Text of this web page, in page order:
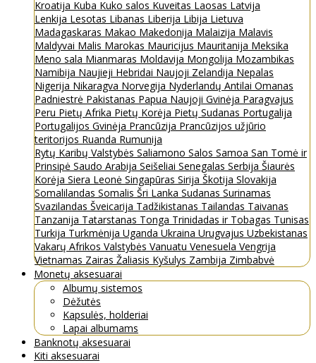
Kroatija Kuba Kuko salos Kuveitas Laosas Latvija
Lenkija Lesotas Libanas Liberija Libija Lietuva
Madagaskaras Makao Makedonija Malaizija Malavis
Maldyvai Malis Marokas Mauricijus Mauritanija Meksika
Meno sala Mianmaras Moldavija Mongolija Mozambikas
Namibija Naujieji Hebridai Naujoji Zelandija Nepalas
Nigerija Nikaragva Norvegija Nyderlandų Antilai Omanas
Padniestrė Pakistanas Papua Naujoji Gvinėja Paragvajus
Peru Pietų Afrika Pietų Korėja Pietų Sudanas Portugalija
Portugalijos Gvinėja Prancūzija Prancūzijos užjūrio
teritorijos Ruanda Rumunija
Rytų Karibų Valstybės Saliamono Salos Samoa San Tomė ir
Prinsipė Saudo Arabija Seišeliai Senegalas Serbija Šiaurės
Korėja Siera Leonė Singapūras Sirija Škotija Slovakija
Somalilandas Somalis Šri Lanka Sudanas Surinamas
Svazilandas Šveicarija Tadžikistanas Tailandas Taivanas
Tanzanija Tatarstanas Tonga Trinidadas ir Tobagas Tunisas
Turkija Turkmėnija Uganda Ukraina Urugvajus Uzbekistanas
Vakarų Afrikos Valstybės Vanuatu Venesuela Vengrija
Vietnamas Zairas Žaliasis Kyšulys Zambija Zimbabvė
Monetų aksesuarai
Albumų sistemos
Dėžutės
Kapsulės, holderiai
Lapai albumams
Banknotų aksesuarai
Kiti aksesuarai